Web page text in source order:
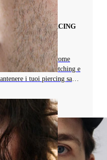
DILATARE PIERCING
inclusi materiali come
le tecniche di stretching e
i tuoi piercing sani